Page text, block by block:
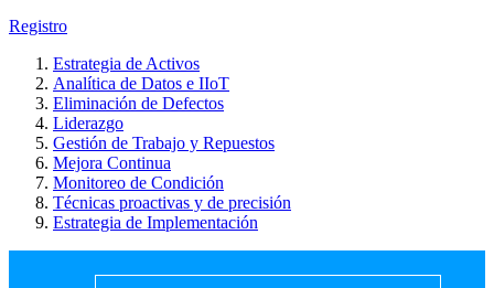
Registro
Estrategia de Activos
Analítica de Datos e IIoT
Eliminación de Defectos
Liderazgo
Gestión de Trabajo y Repuestos
Mejora Continua
Monitoreo de Condición
Técnicas proactivas y de precisión
Estrategia de Implementación